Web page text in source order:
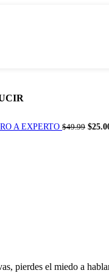
A EXPERTO $49.99 El
$
pierdes el miedo a